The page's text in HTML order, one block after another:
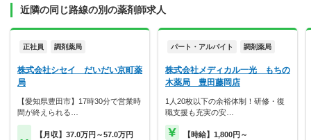
近隣の同じ路線の別の薬剤師求人
正社員 調剤薬局
株式会社シセイ だいだい京町薬
局
【愛知県豊田市】17時30分で営業時
間が終えられる…
【月収】37.0万円～57.0万円
パート・アルバイト 調剤薬局
株式会社メディカル一光 もちの
木薬局 豊田藤岡店
1人20枚以下の余裕体制！研修・復
職支援も充実の安…
【時給】1,800円～